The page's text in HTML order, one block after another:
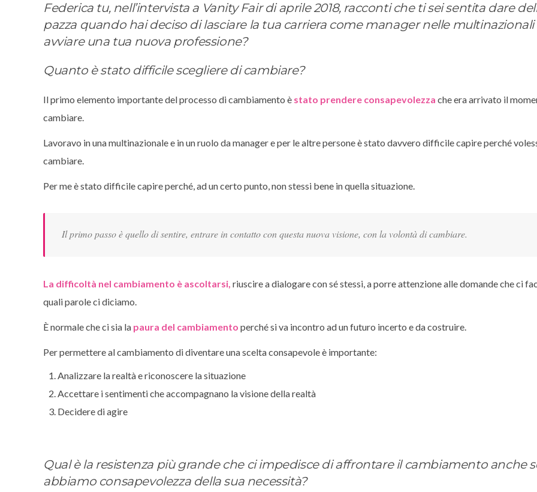
Federica tu, nell’intervista a Vanity Fair di aprile 2018, racconti che ti sei sentita dare
pazza quando hai deciso di lasciare la tua carriera come manager nelle multinazionali
avviare una tua nuova professione?
Quanto è stato difficile scegliere di cambiare?
Il primo elemento importante del processo di cambiamento è stato prendere consapevolezza che era arrivato il
cambiare.
Lavoravo in una multinazionale e in un ruolo da manager e per le altre persone è stato davvero difficile capire perché
cambiare.
Per me è stato difficile capire perché, ad un certo punto, non stessi bene in quella situazione.
Il primo passo è quello di sentire, entrare in contatto con questa nuova visione, con la volontà di cambiare.
La difficoltà nel cambiamento è ascoltarsi, riuscire a dialogare con sé stessi, a porre attenzione alle domande che ci
quali parole ci diciamo.
È normale che ci sia la paura del cambiamento perché si va incontro ad un futuro incerto e da costruire.
Per permettere al cambiamento di diventare una scelta consapevole è importante:
Analizzare la realtà e riconoscere la situazione
Accettare i sentimenti che accompagnano la visione della realtà
Decidere di agire
Qual è la resistenza più grande che ci impedisce di affrontare il cambiamento anche
abbiamo consapevolezza della sua necessità?